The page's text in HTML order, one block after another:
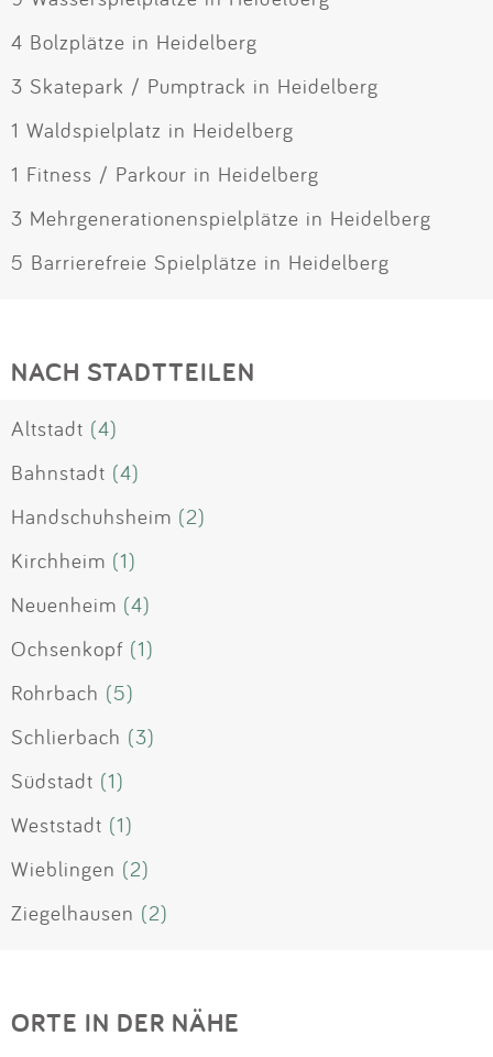
4 Bolzplätze in Heidelberg
3 Skatepark / Pumptrack in Heidelberg
1 Waldspielplatz in Heidelberg
1 Fitness / Parkour in Heidelberg
3 Mehrgenerationenspielplätze in Heidelberg
5 Barrierefreie Spielplätze in Heidelberg
NACH STADTTEILEN
Altstadt (4)
Bahnstadt (4)
Handschuhsheim (2)
Kirchheim (1)
Neuenheim (4)
Ochsenkopf (1)
Rohrbach (5)
Schlierbach (3)
Südstadt (1)
Weststadt (1)
Wieblingen (2)
Ziegelhausen (2)
ORTE IN DER NÄHE